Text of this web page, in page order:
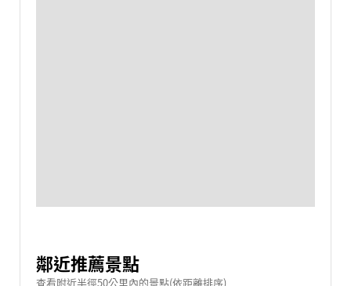
鄰近推薦景點
查看附近半徑50公里內的景點(依距離排序)